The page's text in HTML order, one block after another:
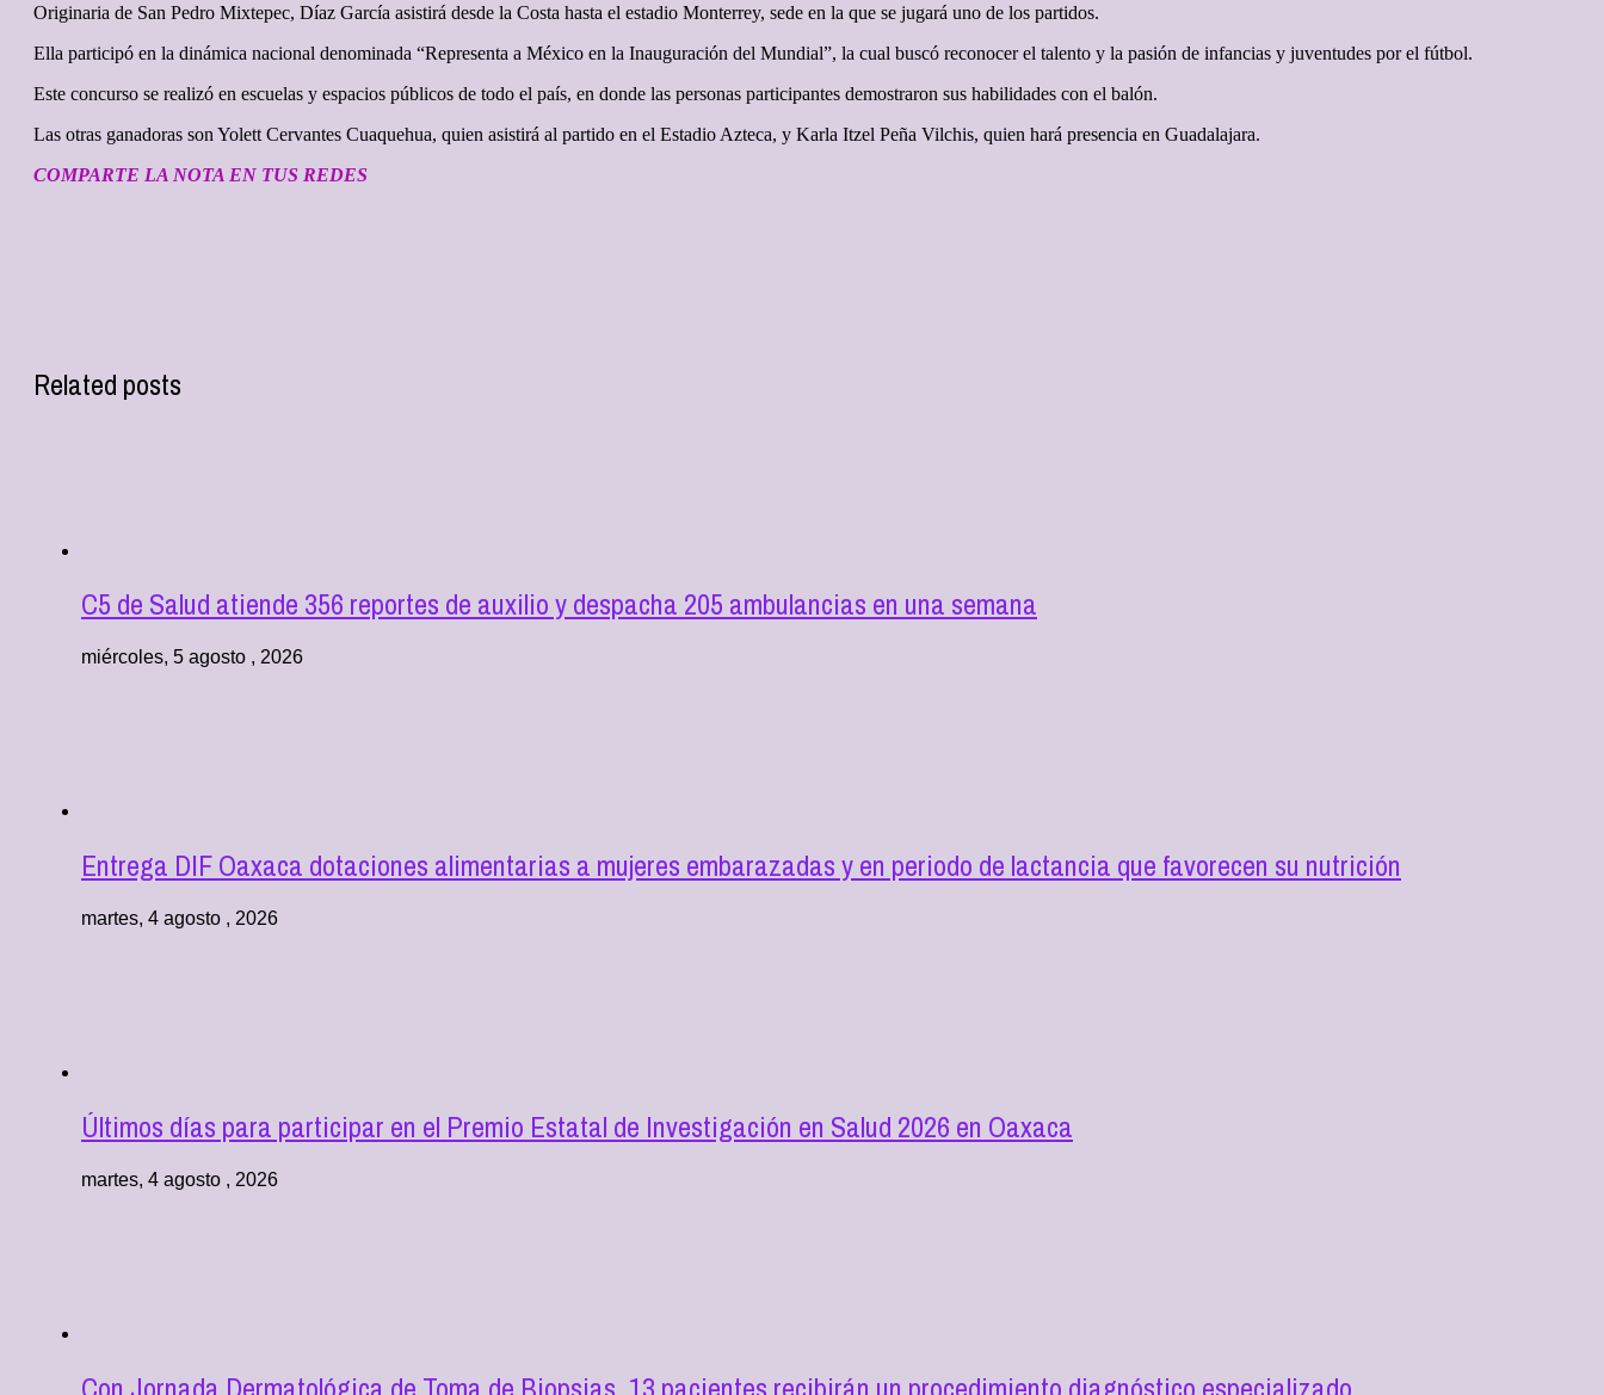
Originaria de San Pedro Mixtepec, Díaz García asistirá desde la Costa hasta el estadio Monterrey, sede en la que se jugará uno de los partidos.
Ella participó en la dinámica nacional denominada “Representa a México en la Inauguración del Mundial”, la cual buscó reconocer el talento y la pasión de infancias y juventudes por el fútbol.
Este concurso se realizó en escuelas y espacios públicos de todo el país, en donde las personas participantes demostraron sus habilidades con el balón.
Las otras ganadoras son Yolett Cervantes Cuaquehua, quien asistirá al partido en el Estadio Azteca, y Karla Itzel Peña Vilchis, quien hará presencia en Guadalajara.
COMPARTE LA NOTA EN TUS REDES
Related posts
C5 de Salud atiende 356 reportes de auxilio y despacha 205 ambulancias en una semana
miércoles, 5 agosto , 2026
Entrega DIF Oaxaca dotaciones alimentarias a mujeres embarazadas y en periodo de lactancia que favorecen su nutrición
martes, 4 agosto , 2026
Últimos días para participar en el Premio Estatal de Investigación en Salud 2026 en Oaxaca
martes, 4 agosto , 2026